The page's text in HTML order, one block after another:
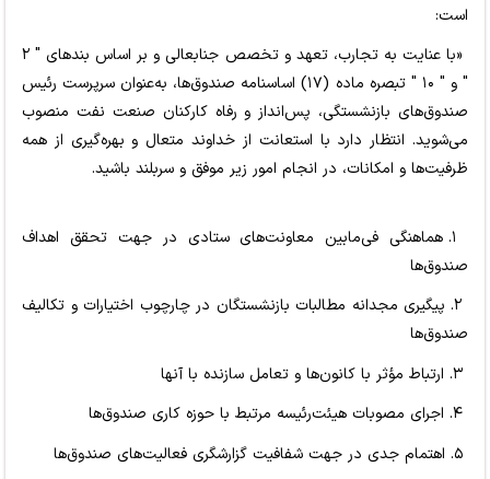
است:
«با عنایت به تجارب، تعهد و تخصص جنابعالی و بر اساس بندهای " ۲
" و " ۱۰ " تبصره ماده (۱۷) اساسنامه صندوق‌ها، به‌عنوان سرپرست رئیس
صندوق‌های بازنشستگی، پس‌انداز و رفاه کارکنان صنعت نفت منصوب
می‌شوید. انتظار دارد با استعانت از خداوند متعال و بهره‌گیری از همه
ظرفیت‌ها و امکانات، در انجام امور زیر موفق و سربلند باشید.
۱. هماهنگی فی‌مابین معاونت‌های ستادی در جهت تحقق اهداف
صندوق‌ها
۲. پیگیری مجدانه مطالبات بازنشستگان در چارچوب اختیارات و تکالیف
صندوق‌ها